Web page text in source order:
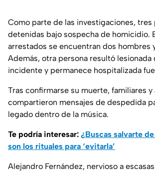
Como parte de las investigaciones, tres
detenidas bajo sospecha de homicidio.
arrestados se encuentran dos hombres
Además, otra persona resultó lesionada
incidente y permanece hospitalizada
Tras confirmarse su muerte, familiares y
compartieron mensajes de despedida
legado dentro de la música.
Te podría interesar: ¿Buscas salvarte
son los rituales para ‘evitarla’
Alejandro Fernández, nervioso a